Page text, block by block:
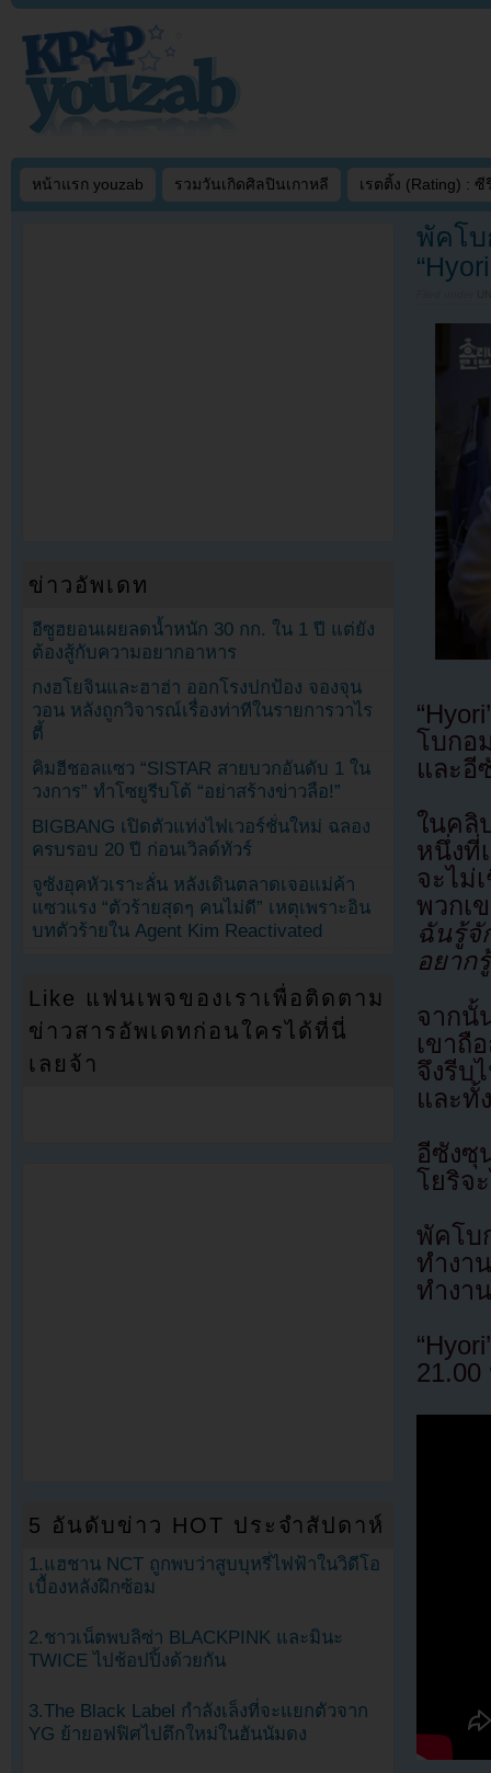
หน้าแรก youzab รวมวันเกิดศิลปินเกาหลี เรตติ้ง (Rating) : ซี
พัคโบ
โบกอ
และอี
ในคลิ
หนึ่งที่
จะไม่
พวกเ
ฉันรู้
อยาก
จากนั้
เขาถื
จึงรีบ
และทั้
อีซังซุ
โยริจ
พัคโบ
ทำงา
ทำงา
21.00
ข่าวอัพเดท
อีซูฮยอนเผยลดน้ำหนัก 30 กก. ใน 1 ปี แต่ยัง
ต้องสู้กับความอยากอาหาร
กงฮโยจินและฮาฮ่า ออกโรงปกป้อง จองจุน
วอน หลังถูกวิจารณ์เรื่องท่าทีในรายการวาไร
ตี้
คิมฮีชอลแซว “SISTAR สายบวกอันดับ 1 ใน
วงการ” ทำโซยูรีบโต้ “อย่าสร้างข่าวลือ!”
BIGBANG เปิดตัวแท่งไฟเวอร์ชั่นใหม่ ฉลอง
ครบรอบ 20 ปี ก่อนเวิลด์ทัวร์
จูซังอุคหัวเราะลั่น หลังเดินตลาดเจอแม่ค้า
แซวแรง “ตัวร้ายสุดๆ คนไม่ดี” เหตุเพราะอิน
บทตัวร้ายใน Agent Kim Reactivated
Like แฟนเพจของเราเพื่อติดตาม
ข่าวสารอัพเดทก่อนใครได้ที่นี่
เลยจ้า
5 อันดับข่าว HOT ประจำสัปดาห์
1.แฮชาน NCT ถูกพบว่าสูบบุหรี่ไฟฟ้าในวิดีโอ
เบื้องหลังฝึกซ้อม
2.ชาวเน็ตพบลิซ่า BLACKPINK และมินะ
TWICE ไปช้อปปิ้งด้วยกัน
3.The Black Label กำลังเล็งที่จะแยกตัวจาก
YG ย้ายอฟฟิศไปตึกใหม่ในฮันนัมดง